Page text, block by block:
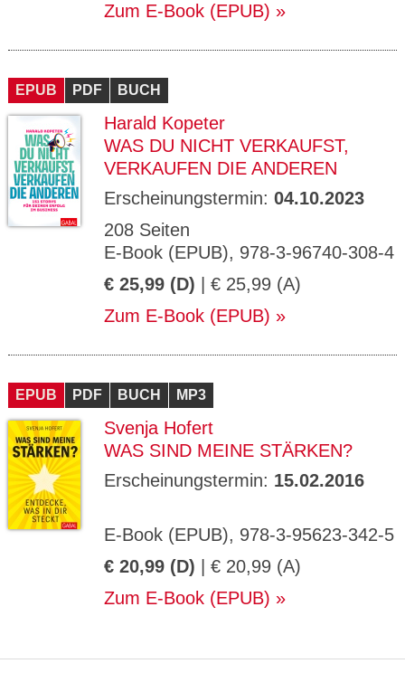
Zum E-Book (EPUB)
EPUB PDF BUCH
Harald Kopeter
WAS DU NICHT VERKAUFST,
VERKAUFEN DIE ANDEREN
Erscheinungstermin: 04.10.2023
208 Seiten
E-Book (EPUB), 978-3-96740-308-4
€ 25,99 (D) | € 25,99 (A)
Zum E-Book (EPUB)
EPUB PDF BUCH MP3
Svenja Hofert
WAS SIND MEINE STÄRKEN?
Erscheinungstermin: 15.02.2016
E-Book (EPUB), 978-3-95623-342-5
€ 20,99 (D) | € 20,99 (A)
Zum E-Book (EPUB)